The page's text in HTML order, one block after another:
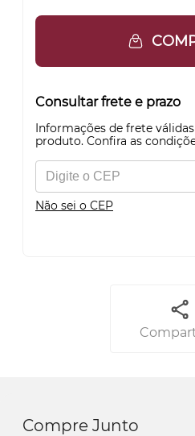
Consultar frete e prazo
Informações de frete
produto. Confira as
Não sei o CEP
Compre Junto